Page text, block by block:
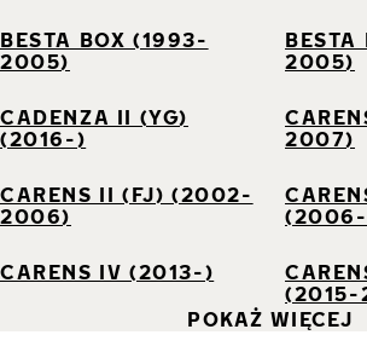
BESTA BOX (1993-
2005)
2005)
CADENZA II (YG)
(2016-)
2007)
CARENS II (FJ) (2002-
2006)
CARENS IV (2013-)
(2015-
POKAŻ WIĘCEJ